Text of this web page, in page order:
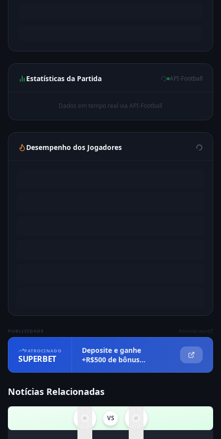
Estatísticas da Partida API-Football
Dados em tempo real via API-Football
Desempenho dos Jogadores
PUBLICIDADE Anunciar aqui
PATROCINADO
SUPERBET
Deposite e ganhe
+R$500 de bônus
Notícias Relacionadas
VS